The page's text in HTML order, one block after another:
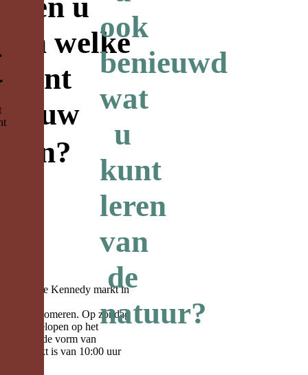
ook
benieuwd
wat
u
kunt
leren
van
de
natuur?
u
en welke
kunt
uw
op de Kennedy markt in
van Someren. Op zondag
binnengelopen op het
in de vorm van
De markt is van 10:00 uur